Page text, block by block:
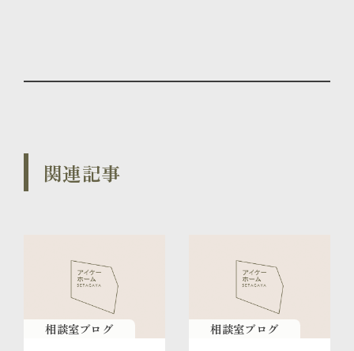
関連記事
相談室ブログ 相談室ブログ